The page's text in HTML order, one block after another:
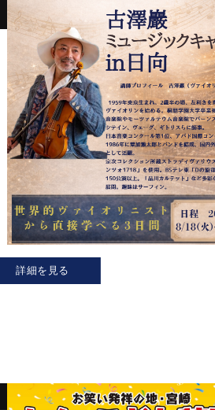
詳細を見る